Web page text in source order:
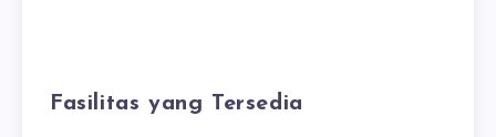
Fasilitas yang Tersedia